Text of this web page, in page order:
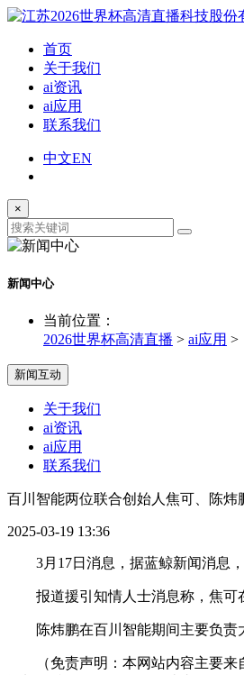
首页
关于我们
ai资讯
ai应用
联系我们
中文EN
×
新闻中心
当前位置：
2026世界杯高清直播 > ai应用 >
新闻互动
关于我们
ai资讯
ai应用
联系我们
百川智能两位联合创始人焦可、陈炜
2025-03-19 13:36
3月17日消息，据蓝鲸新闻消息，
报道援引知情人士消息称，焦可在
陈炜鹏在百川智能期间主要负责大
（免责声明：本网站内容主要来自